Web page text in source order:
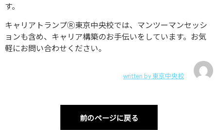
す。
キャリアトランプⓇ東京中央校では、マンツーマンセッシ
ョンも含め、キャリア構築のお手伝いをしています。お気
軽にお問い合わせください。
written by 東京中央校
前のページに戻る